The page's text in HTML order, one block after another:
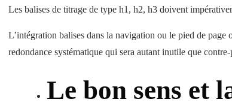
Les balises de titrage de type h1, h2, h3 doivent
L’intégration balises dans la navigation ou le pied de
redondance systématique qui sera autant inutile que
Le bon sens et